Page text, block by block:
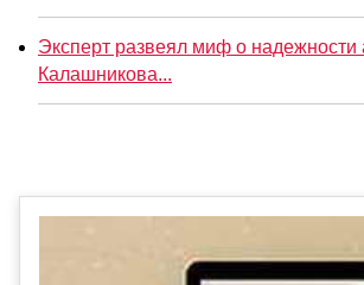
Эксперт развеял миф о надежности
Калашникова...